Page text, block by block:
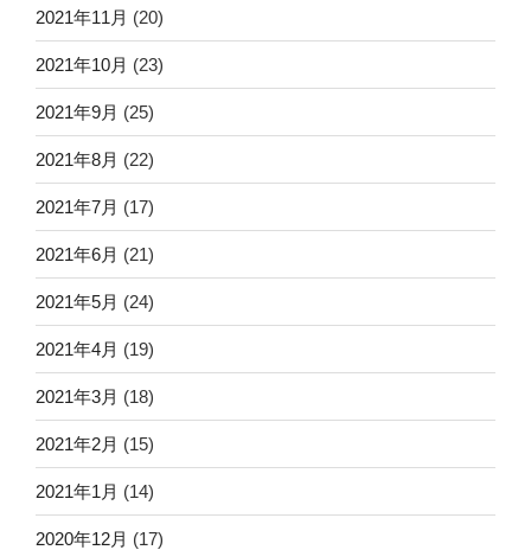
2021年11月 (20)
2021年10月 (23)
2021年9月 (25)
2021年8月 (22)
2021年7月 (17)
2021年6月 (21)
2021年5月 (24)
2021年4月 (19)
2021年3月 (18)
2021年2月 (15)
2021年1月 (14)
2020年12月 (17)